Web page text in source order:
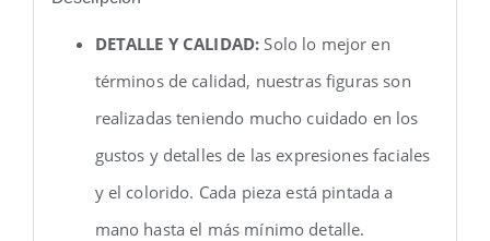
DETALLE Y CALIDAD: Solo lo mejor en
términos de calidad, nuestras figuras son
realizadas teniendo mucho cuidado en los
gustos y detalles de las expresiones faciales
y el colorido. Cada pieza está pintada a
mano hasta el más mínimo detalle.